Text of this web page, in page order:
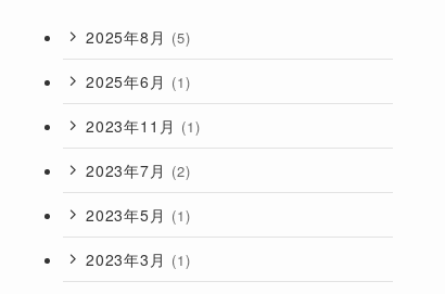
2025年8月 (5)
2025年6月 (1)
2023年11月 (1)
2023年7月 (2)
2023年5月 (1)
2023年3月 (1)